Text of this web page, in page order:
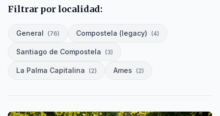
Filtrar por localidad:
General (76) Compostela (legacy) (4)
Santiago de Compostela (3)
La Palma Capitalina (2) Ames (2)